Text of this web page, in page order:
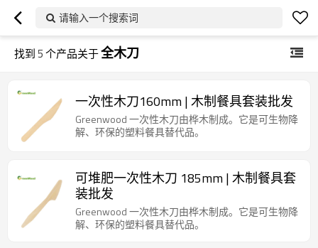
请输入一个搜索词
找到5个产品关于全木刀
一次性木刀160mm | 木制餐具套装批发
Greenwood 一次性木刀由桦木制成。它是可生物降
解、环保的塑料餐具替代品。
可堆肥一次性木刀 185mm | 木制餐具套
装批发
Greenwood 一次性木刀由桦木制成。它是可生物降
解、环保的塑料餐具替代品。